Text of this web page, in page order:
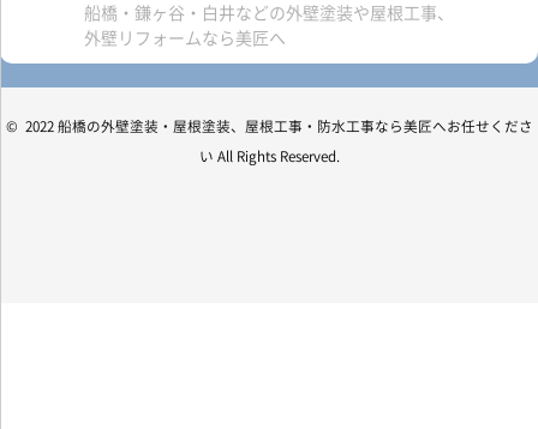
船橋・鎌ヶ谷・白井などの外壁塗装や屋根工事、
外壁リフォームなら美匠へ
© 2022 船橋の外壁塗装・屋根塗装、屋根工事・防水工事なら美匠へお任せくださ
い All Rights Reserved.